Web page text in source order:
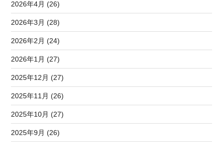
2026年4月 (26)
2026年3月 (28)
2026年2月 (24)
2026年1月 (27)
2025年12月 (27)
2025年11月 (26)
2025年10月 (27)
2025年9月 (26)